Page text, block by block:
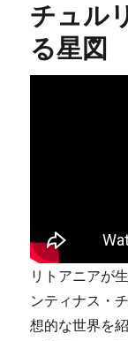
チュル
る星図
リトアニアが
ンティナス・
想的な世界を